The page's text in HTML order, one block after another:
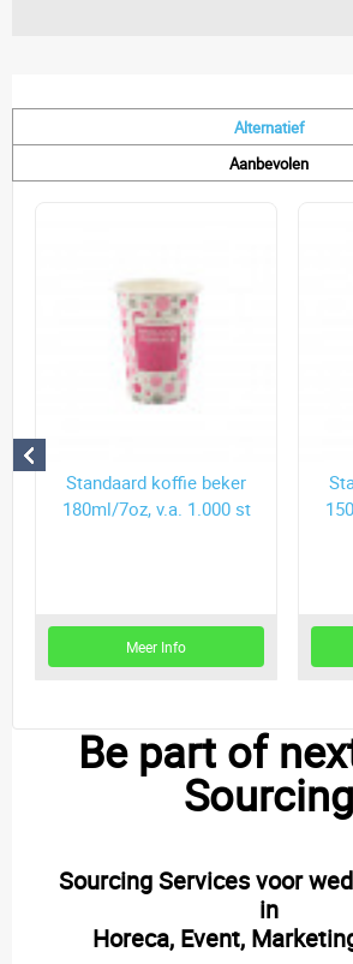
Alternatief
Aanbevolen
Standaard koffie beker
180ml/7oz, v.a. 1.000 st
Meer Info
Be part of
Sourcing
Sourcing Services voor
in
Horeca, Event,